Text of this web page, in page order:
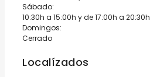
Sábado:
10:30h a 15:00h y de 17:00h a 20:30h
Domingos:
Cerrado
Localízados